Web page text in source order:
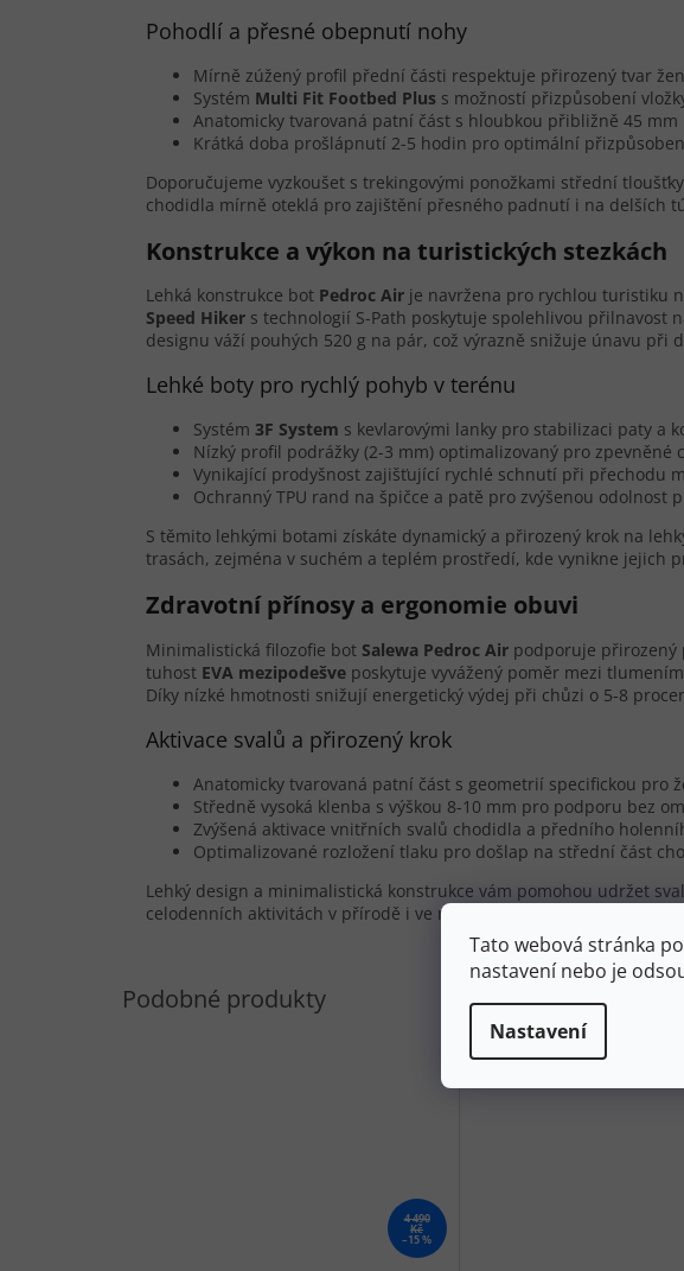
Tato webová stránka
nastavení nebo je
Nastavení
Pohodlí a přesné obepnutí nohy
Mírně zúžený profil přední části respektuje přirozený tvar
Systém Multi Fit Footbed Plus s možností přizpůsobení
Anatomicky tvarovaná patní část s hloubkou přibližně 45
Krátká doba prošlápnutí 2-5 hodin pro optimální
Doporučujeme vyzkoušet s trekingovými ponožkami střední
chodidla mírně oteklá pro zajištění přesného padnutí i na delších
Konstrukce a výkon na turistických stezkách
Lehká konstrukce bot Pedroc Air je navržena pro rychlou turistiku
Speed Hiker s technologií S-Path poskytuje spolehlivou přilnavost
designu váží pouhých 520 g na pár, což výrazně snižuje únavu při
Lehké boty pro rychlý pohyb v terénu
Systém 3F System s kevlarovými lanky pro stabilizaci paty a
Nízký profil podrážky (2-3 mm) optimalizovaný pro zpevněné
Vynikající prodyšnost zajišťující rychlé schnutí při přechodu
Ochranný TPU rand na špičce a patě pro zvýšenou odolnost
S těmito lehkými botami získáte dynamický a přirozený krok na
trasách, zejména v suchém a teplém prostředí, kde vynikne jejich
Zdravotní přínosy a ergonomie obuvi
Minimalistická filozofie bot Salewa Pedroc Air podporuje přirozený
tuhost EVA mezipodešve poskytuje vyvážený poměr mezi
Díky nízké hmotnosti snižují energetický výdej při chůzi o 5-8
Aktivace svalů a přirozený krok
Anatomicky tvarovaná patní část s geometrií specifickou pro
Středně vysoká klenba s výškou 8-10 mm pro podporu bez
Zvýšená aktivace vnitřních svalů chodidla a předního
Optimalizované rozložení tlaku pro došlap na střední část
Lehký design a minimalistická konstrukce vám pomohou udržet
celodenních aktivitách v přírodě i ve městě.
4 490
Kč
–15 %